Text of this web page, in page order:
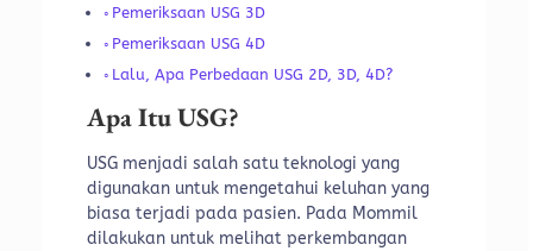
Pemeriksaan USG 3D
Pemeriksaan USG 4D
Lalu, Apa Perbedaan USG 2D, 3D, 4D?
Apa Itu USG?
USG menjadi salah satu teknologi yang
digunakan untuk mengetahui keluhan yang
biasa terjadi pada pasien. Pada Mommil
dilakukan untuk melihat perkembangan